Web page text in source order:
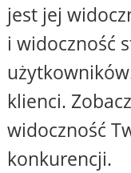
jest jej
i widoczność
klienci.
widoczność
konkurencji.